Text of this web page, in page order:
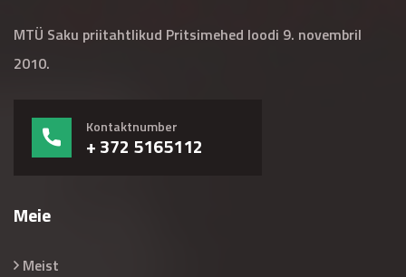
MTÜ Saku priitahtlikud Pritsimehed loodi 9. novembril
2010.
Kontaktnumber
+ 372 5165112
Meie
Meist